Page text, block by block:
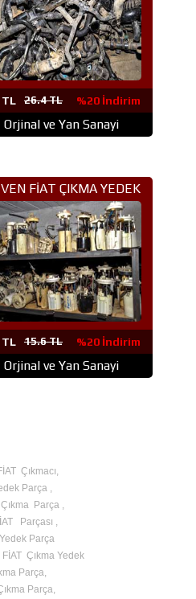
TL 26.4 TL %20 İndirim
Orjinal ve Yan Sanayi
FİAT ÇIKMA YEDEK
PARÇA ANKARA (36)
TL 15.6 TL %20 İndirim
Orjinal ve Yan Sanayi
Çıkmacı,
Parça ,
Parça ,
Parçası ,
Parça
Çıkma Yedek
Parça,
Parça,